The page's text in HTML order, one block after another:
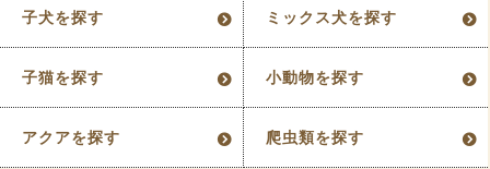
子犬を探す ミックス犬を探す
子猫を探す 小動物を探す
アクアを探す 爬虫類を探す